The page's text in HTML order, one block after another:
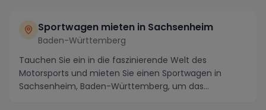
Sportwagen mieten in Sachsenheim
Baden-Württemberg
Tauchen Sie ein in die faszinierende Welt des
Motorsports und mieten Sie einen Sportwagen in
Sachsenheim, Baden-Württemberg, um das